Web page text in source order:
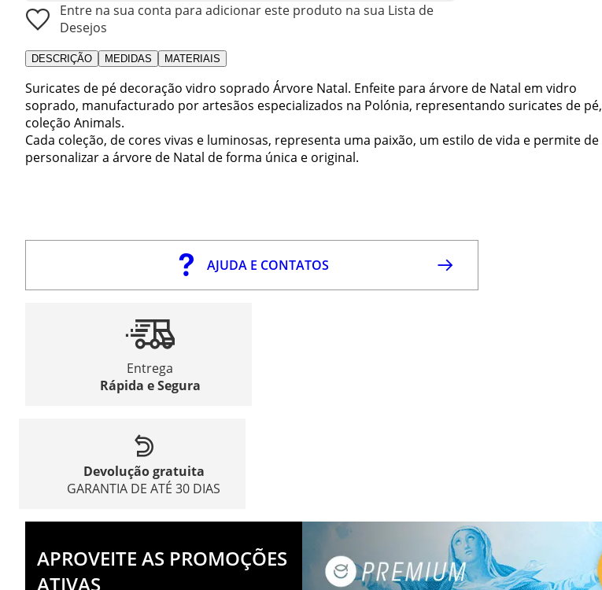
Entre na sua conta para adicionar este produto na sua Lista de
Desejos
DESCRIÇÃO MEDIDAS MATERIAIS
Suricates de pé decoração vidro soprado Árvore Natal. Enfeite para árvore de Natal em vidro
soprado, manufacturado por artesãos especializados na Polónia, representando suricates de pé,
coleção Animals.
Cada coleção, de cores vivas e luminosas, representa uma paixão, um estilo de vida e permite de
personalizar a árvore de Natal de forma única e original.
AJUDA E CONTATOS
Entrega
Rápida e Segura
Devolução gratuita
GARANTIA DE ATÉ 30 DIAS
APROVEITE AS PROMOÇÕES
ATIVAS